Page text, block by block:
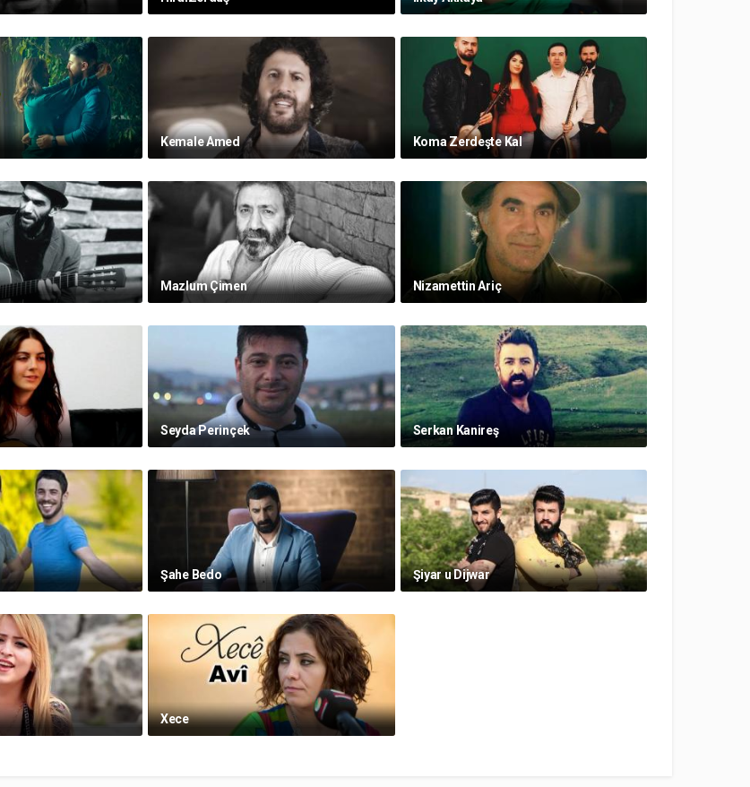
Kemale Amed Koma Zerdeşte Kal
Mazlum Çimen Nizamettin Ariç
Seyda Perinçek Serkan Kanireş
Şahe Bedo Şiyar u Dijwar
Xece